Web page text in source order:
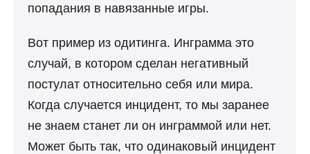
попадания в навязанные игры.
Вот пример из одитинга. Инграмма это
случай, в котором сделан негативный
постулат относительно себя или мира.
Когда случается инцидент, то мы заранее
не знаем станет ли он инграммой или нет.
Может быть так, что одинаковый инцидент